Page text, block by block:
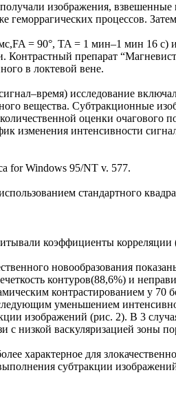
изображения,
процессов.
= 90°, TA = 1 мин–1 мин 16
препарат
в локтевой вене.
исследование
вещества. Субтракционные
оценки очагового
интенсивности
for Windows 95/NT v. 577.
стандартного
коэффициенты корреляции
новообразования
контуров(88,6%) и
контрастированием у 70
уменьшением
изображений (рис. 2). В 3
с низкой васкуляризацией зоны
характерное для
субтракции